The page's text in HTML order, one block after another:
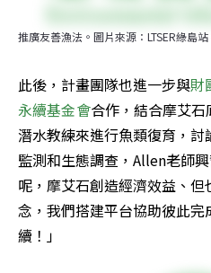
推廣友善漁法。圖片來源：LTSER綠島
此後，計畫團隊也進一步與財
永續基金會合作，結合摩艾
潛水教練來進行魚類復育，
監測和生態調查，Allen老師
呢，摩艾石創造經濟效益、
念，我們搭建平台協助彼此
續！」